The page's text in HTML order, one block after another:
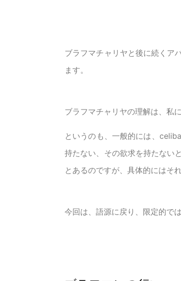
ブラフマチャリヤと後に続くア
ます。
ブラフマチャリヤの理解は、私
というのも、一般的には、
持たない、その欲求を持たない
とあるのですが、具体的にはそ
今回は、語源に戻り、限定的で